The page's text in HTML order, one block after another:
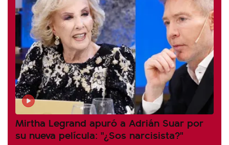
Mirtha Legrand apuró a Adrián Suar por
su nueva película: "¿Sos narcisista?"